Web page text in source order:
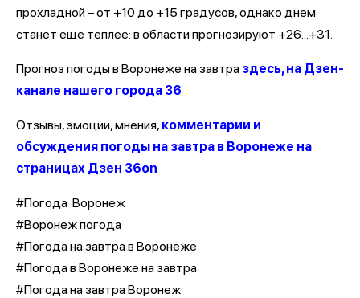
прохладной – от +10 до +15 градусов, однако днем
станет еще теплее: в области прогнозируют +26...+31.
Прогноз погоды в Воронеже на завтра здесь, на Дзен-
канале нашего города 36
Отзывы, эмоции, мнения, комментарии и
обсуждения погоды на завтра в Воронеже на
страницах Дзен 36on
#Погода Воронеж
#Воронеж погода
#Погода на завтра в Воронеже
#Погода в Воронеже на завтра
#Погода на завтра Воронеж